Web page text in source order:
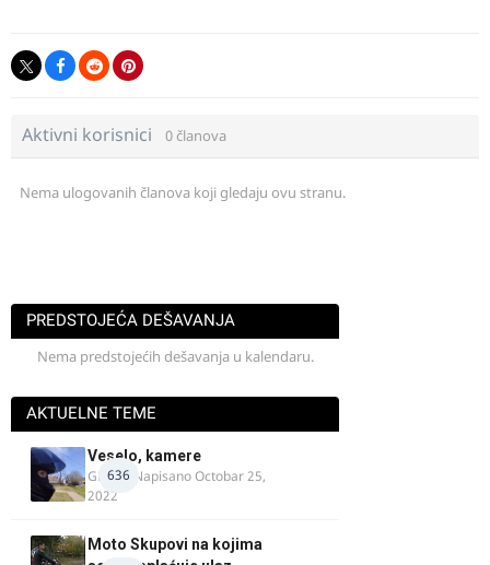
Aktivni korisnici 0 članova
Nema ulogovanih članova koji gledaju ovu stranu.
PREDSTOJEĆA DEŠAVANJA
Nema predstojećih dešavanja u kalendaru.
AKTUELNE TEME
636
Veselo, kamere
GR 46· NapisanoOctobar 25,
2022
Moto Skupovi na kojima